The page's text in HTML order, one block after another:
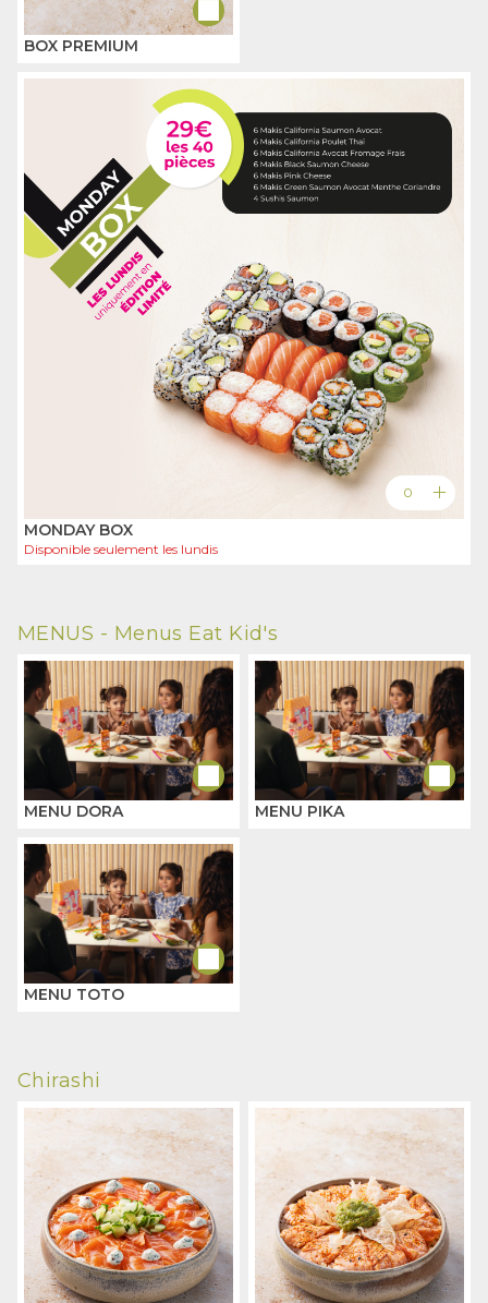
BOX PREMIUM
0 add
MONDAY BOX
Disponible seulement les lundis
MENUS - Menus Eat Kid's
MENU DORA MENU PIKA
MENU TOTO
Chirashi